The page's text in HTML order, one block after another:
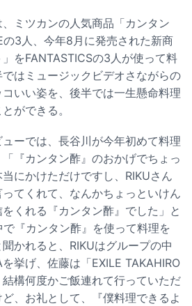
ミツカンの人気商品「カンタン
の3人、今年8月に発売された新商
をFANTASTICSの3人が使って料
はミュージックビデオさながらの
いい姿を、後半では一生懸命料理
ができる。
ーでは、長谷川が今年初めて料理
『カンタン酢』のおかげでちょっ
にかけただけですし、RIKUさん
てくれて、なんかちょっといけん
くれる『カンタン酢』でした」と
『カンタン酢』を使って料理を
かれると、RIKUはグループの中
挙げ、佐藤は「EXILE TAKAHIRO
構何度かご飯連れて行っていただ
、お礼として、『僕料理できるよ